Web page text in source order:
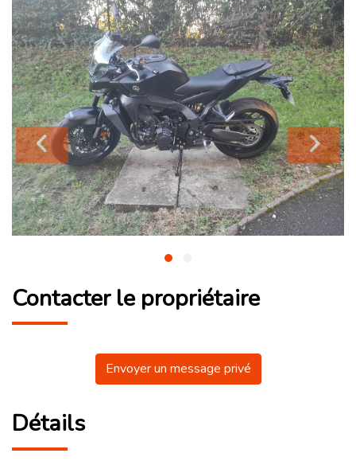
Contacter le propriétaire
Envoyer un message privé
Détails